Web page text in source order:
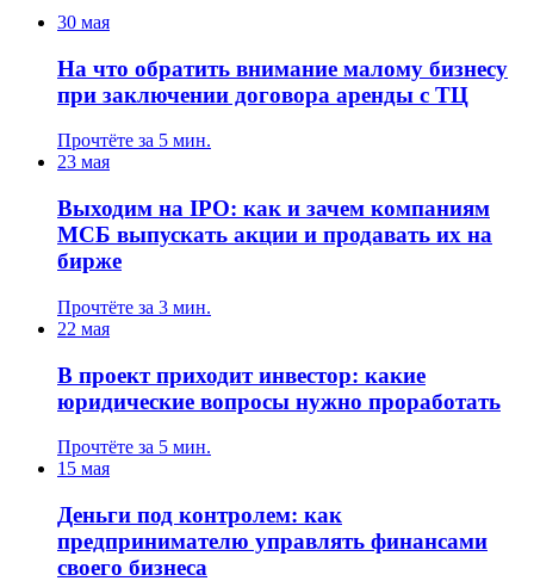
30 мая
На что обратить внимание малому бизнесу
при заключении договора аренды с ТЦ
Прочтёте за 5 мин.
23 мая
Выходим на IPO: как и зачем компаниям
МСБ выпускать акции и продавать их на
бирже
Прочтёте за 3 мин.
22 мая
В проект приходит инвестор: какие
юридические вопросы нужно проработать
Прочтёте за 5 мин.
15 мая
Деньги под контролем: как
предпринимателю управлять финансами
своего бизнеса